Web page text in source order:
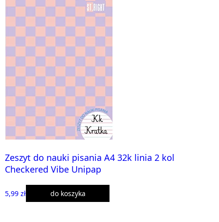
Zeszyt do nauki pisania A4 32k linia 2 kol
Checkered Vibe Unipap
5,99 zł do koszyka